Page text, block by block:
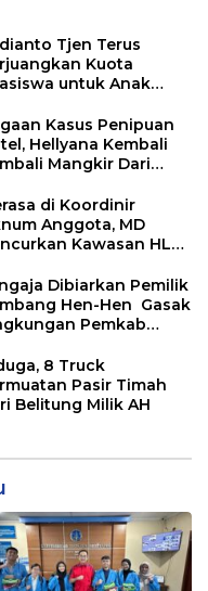
Tjen Terus
Kuota
untuk Anak
Kasus Penipuan
Hellyana Kembali
Mangkir Dari
di Koordinir
Anggota, MD
Kawasan HLP.
Antan Pilih Aksi Bungkam
Dibiarkan Pemilik
Hen-Hen Gasak
Pemkab
8 Truck
Pasir Timah
Belitung Milik AH